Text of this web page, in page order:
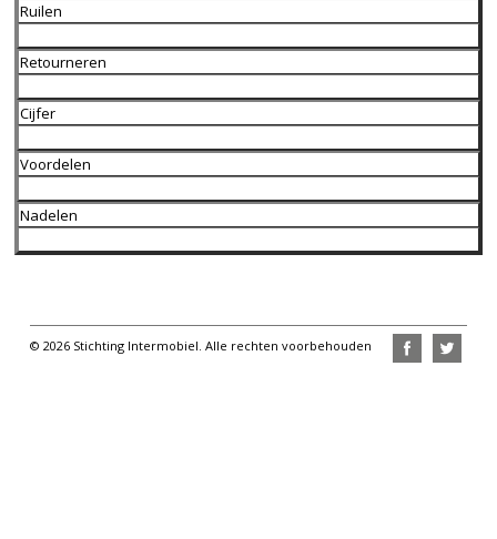
Ruilen
Retourneren
Cijfer
Voordelen
Nadelen
© 2026 Stichting Intermobiel. Alle rechten voorbehouden